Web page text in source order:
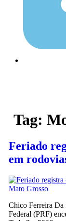
Tag:
Feriado
em
Chico Ferreira Da
Federal (PRF)